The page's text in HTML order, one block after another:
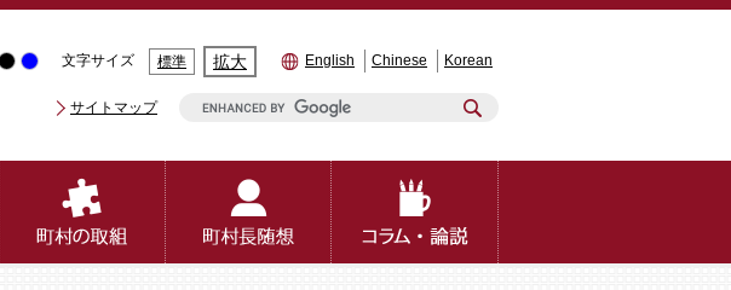
文字サイズ 標準 拡大 English Chinese Korean
サイトマップ